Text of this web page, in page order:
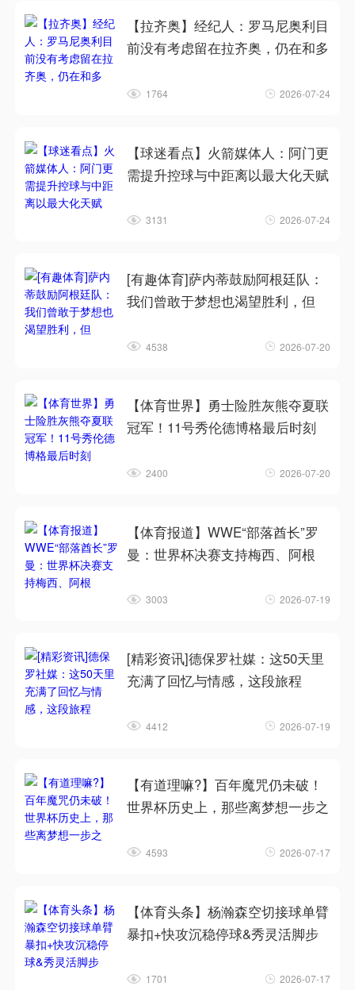
【拉齐奥】经纪人：罗马尼奥利目
前没有考虑留在拉齐奥，仍在和多
1764 2026-07-24
【球迷看点】火箭媒体人：阿门更
需提升控球与中距离以最大化天赋
3131 2026-07-24
[有趣体育]萨内蒂鼓励阿根廷队：
我们曾敢于梦想也渴望胜利，但
4538 2026-07-20
【体育世界】勇士险胜灰熊夺夏联
冠军！11号秀伦德博格最后时刻
2400 2026-07-20
【体育报道】WWE“部落酋长”罗
曼：世界杯决赛支持梅西、阿根
3003 2026-07-19
[精彩资讯]德保罗社媒：这50天里
充满了回忆与情感，这段旅程
4412 2026-07-19
【有道理嘛?】百年魔咒仍未破！
世界杯历史上，那些离梦想一步之
4593 2026-07-17
【体育头条】杨瀚森空切接球单臂
暴扣+快攻沉稳停球&秀灵活脚步
1701 2026-07-17